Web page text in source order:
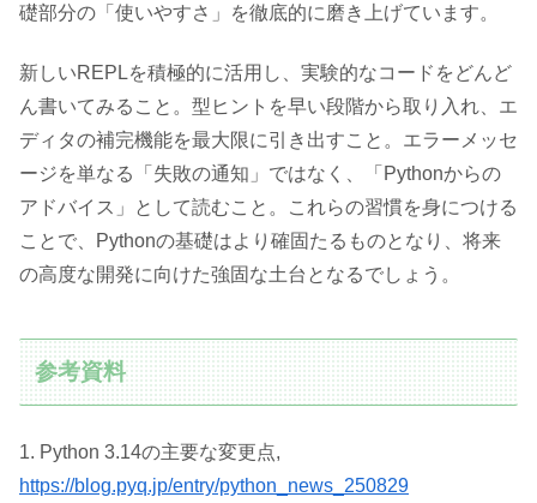
礎部分の「使いやすさ」を徹底的に磨き上げています。
新しいREPLを積極的に活用し、実験的なコードをどんど
ん書いてみること。型ヒントを早い段階から取り入れ、エ
ディタの補完機能を最大限に引き出すこと。エラーメッセ
ージを単なる「失敗の通知」ではなく、「Pythonからの
アドバイス」として読むこと。これらの習慣を身につける
ことで、Pythonの基礎はより確固たるものとなり、将来
の高度な開発に向けた強固な土台となるでしょう。
参考資料
1. Python 3.14の主要な変更点,
https://blog.pyq.jp/entry/python_news_250829